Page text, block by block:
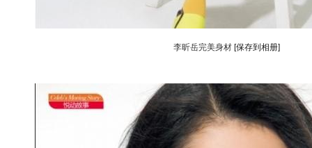
李昕岳完美身材 [保存到相册]